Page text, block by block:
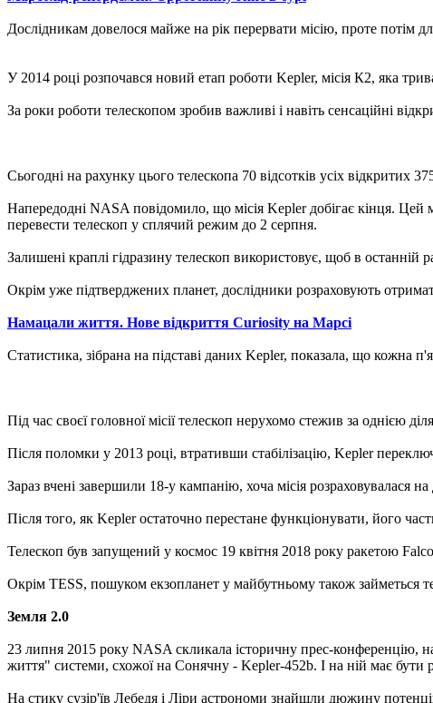
Дослідникам довелося майже на рік перервати місію, проте потім
У 2014 році розпочався новий етап роботи Kepler, місія К2, яка
За роки роботи телескопом зробив важливі і навіть сенсаційні
Сьогодні на рахунку цього телескопа 70 відсотків усіх відкритих
Напередодні NASA повідомило, що місія Kepler добігає кінця.
перевести телескоп у сплячий режим до 2 серпня.
Залишені краплі гідразину телескоп використовує, щоб в останній
Окрім уже підтверджених планет, дослідники розраховують
Намацали життя. Нове відкриття Curiosity на Марсі
Статистика, зібрана на підставі даних Kepler, показала, що кожна
Під час своєї головної місії телескоп нерухомо стежив за однією
Після поломки у 2013 році, втративши стабілізацію, Kepler
Зараз вчені завершили 18-у кампанію, хоча місія
Після того, як Kepler остаточно перестане функціонувати, його
Телескоп був запущений у космос 19 квітня 2018 року ракетою
Окрім TESS, пошуком екзопланет у майбутньому також займеться
Земля 2.0
23 липня 2015 року NASA скликала історичну прес-конференцію,
життя" системи, схожої на Сонячну - Kepler-452b. І на ній має бути
На стику сузір'їв Лебедя і Ліри астрономи знайшли дюжину